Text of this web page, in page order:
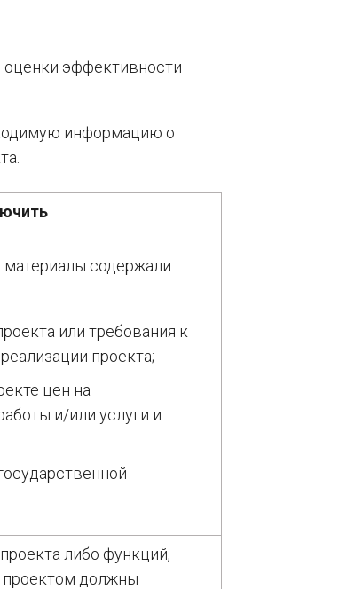
эффективности
информацию о
содержали
или требования к
проекта;
цен на
и/или услуги и
либо функций,
проектом должны